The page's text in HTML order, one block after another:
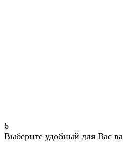
6
Выберите удобный для Вас